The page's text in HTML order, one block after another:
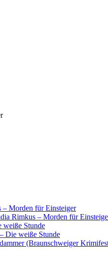
– Morden für Einsteiger
Rimkus – Morden für
weiße Stunde
Die weiße Stunde
(Braunschweiger